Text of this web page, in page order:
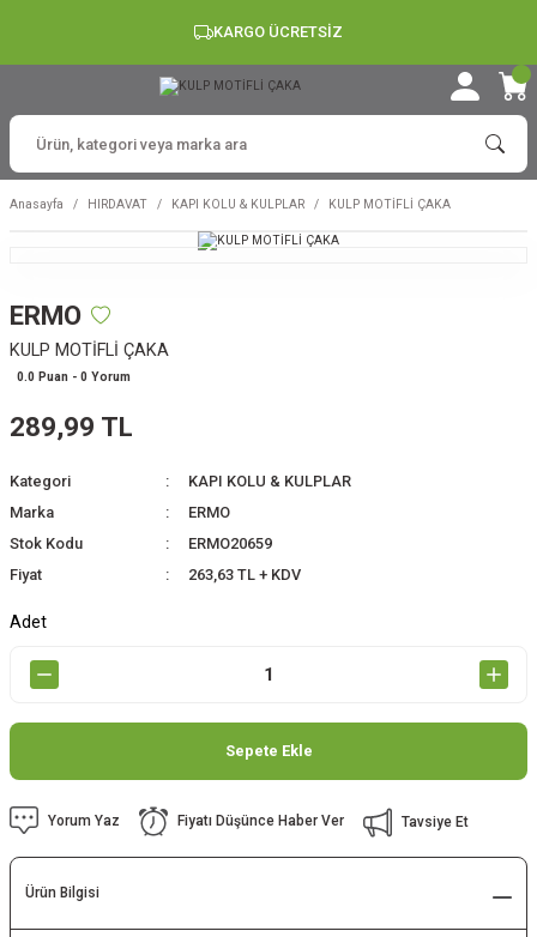
KARGO ÜCRETSİZ
Anasayfa HIRDAVAT KAPI KOLU & KULPLAR KULP MOTİFLİ ÇAKA
ERMO
KULP MOTİFLİ ÇAKA
0.0 Puan - 0 Yorum
289,99 TL
Kategori
KAPI KOLU & KULPLAR
Marka
ERMO
Stok Kodu
ERMO20659
Fiyat
263,63 TL + KDV
Adet
Sepete Ekle
Yorum Yaz Fiyatı Düşünce Haber Ver Tavsiye Et
Ürün Bilgisi